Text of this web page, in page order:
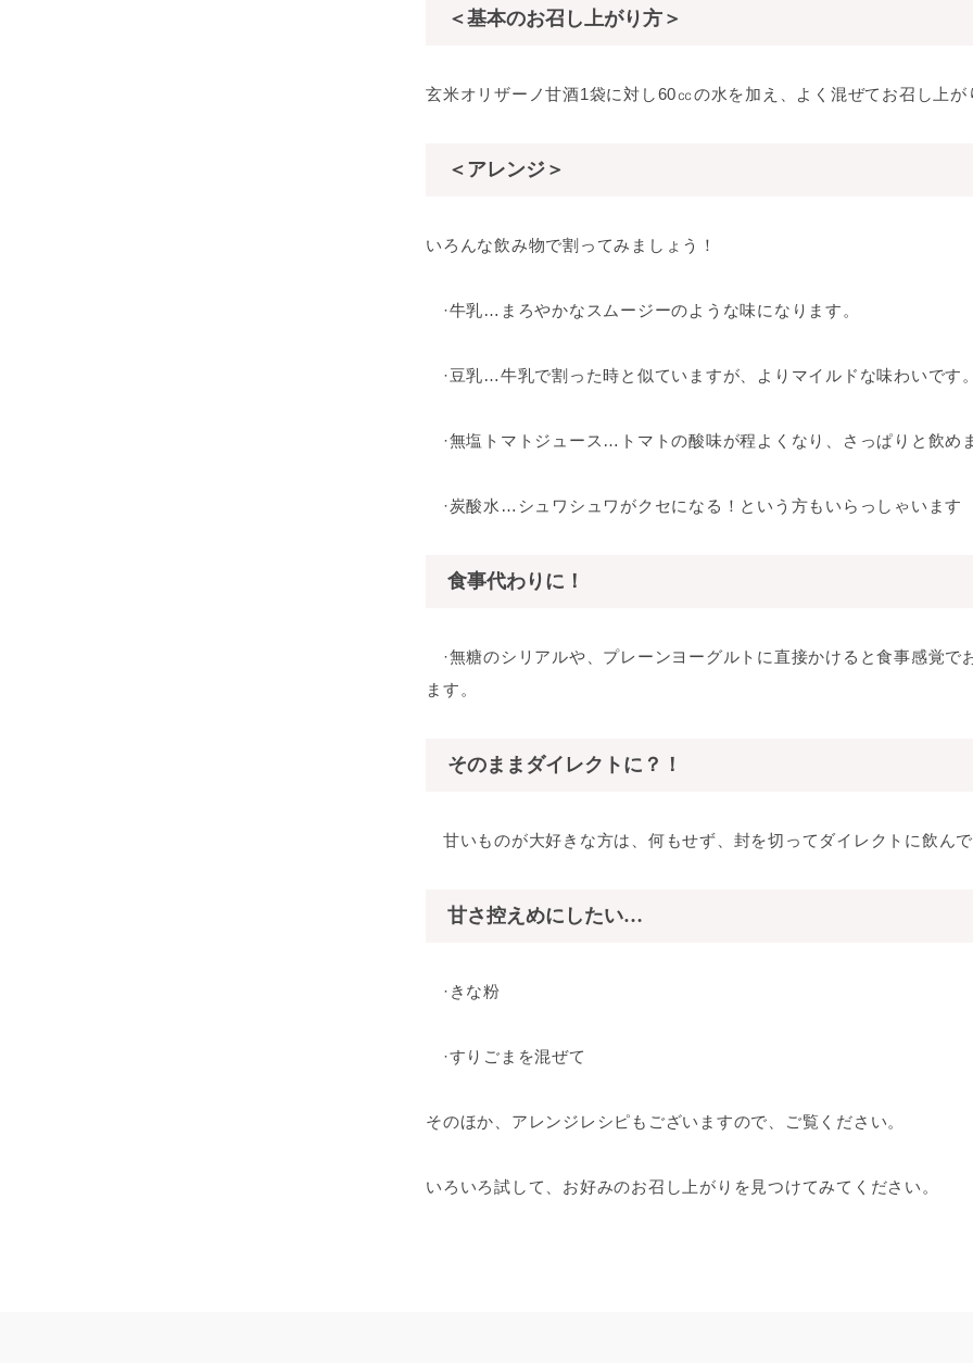
＜基本のお召し上がり方＞
玄米オリザーノ甘酒1袋に対し60㏄の水を加え、よく混ぜてお召し上が
＜アレンジ＞
いろんな飲み物で割ってみましょう！
·牛乳…まろやかなスムージーのような味になります。
·豆乳…牛乳で割った時と似ていますが、よりマイルドな味わいです。
·無塩トマトジュース…トマトの酸味が程よくなり、さっぱりと飲め
·炭酸水…シュワシュワがクセになる！という方もいらっしゃいます
食事代わりに！
·無糖のシリアルや、プレーンヨーグルトに直接かけると食事感覚で
ます。
そのままダイレクトに？！
甘いものが大好きな方は、何もせず、封を切ってダイレクトに飲んで
甘さ控えめにしたい…
·きな粉
·すりごまを混ぜて
そのほか、アレンジレシピもございますので、ご覧ください。
いろいろ試して、お好みのお召し上がりを見つけてみてください。